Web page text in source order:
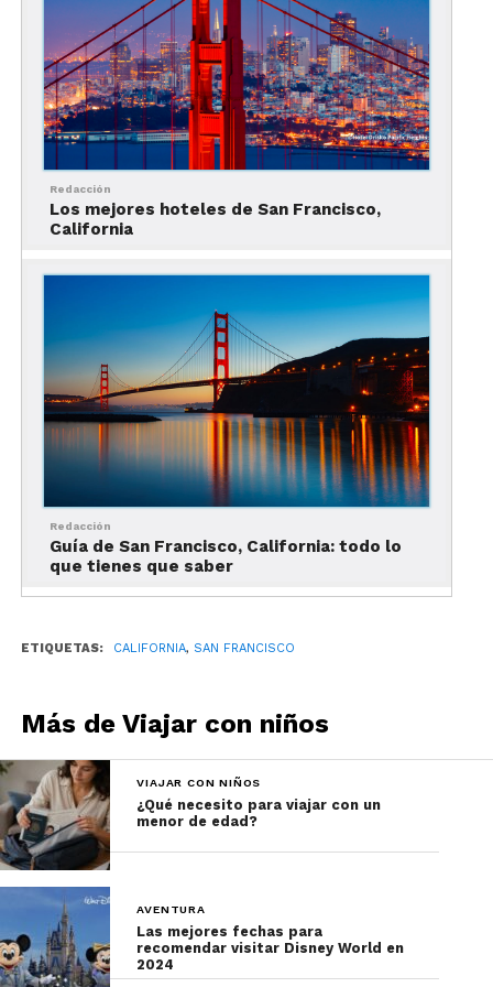
hasta juguetonas nutrias y pulpos gigantes, tocar
tiburones y rayas, asistir a la hora del almuerzo de
ciertas criaturas e incluso, presenciar una
disección.
Exploratorium
Ver esta publicación en Instagram
Otra visita que nunca falla en San Francisco con
Redacción
Los mejores hoteles de San Francisco,
California
Redacción
Guía de San Francisco, California: todo lo
que tienes que saber
ETIQUETAS: CALIFORNIA, SAN FRANCISCO
Más de Viajar con niños
VIAJAR CON NIÑOS
¿Qué necesito para viajar con un
menor de edad?
AVENTURA
Las mejores fechas para
recomendar visitar Disney World en
2024